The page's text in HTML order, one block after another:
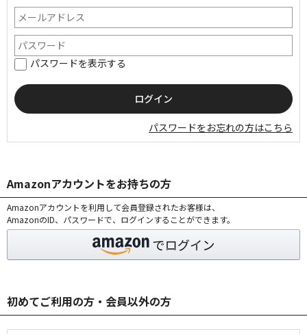
パスワードを表示する
パスワードをお忘れの方はこちら
Amazonアカウントをお持ちの方
Amazonアカウントを利用して会員登録されたお客様は、
AmazonのID、パスワードで、ログインすることができます。
初めてご利用の方・会員以外の方